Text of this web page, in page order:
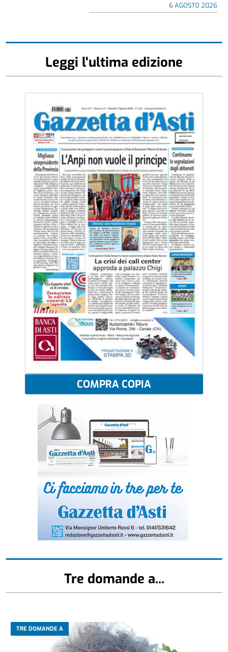
6 AGOSTO 2026
Leggi l'ultima edizione
COMPRA COPIA
Tre domande a...
TRE DOMANDE A